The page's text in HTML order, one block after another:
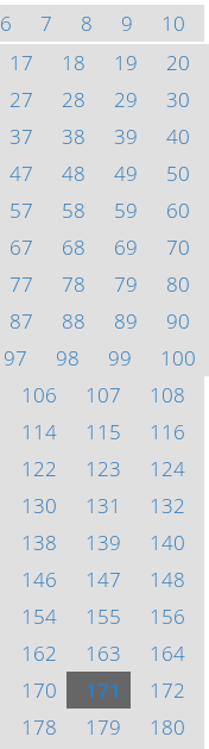
6 7 8 9
10
17 18 19
20
27 28 29
30
37 38 39
40
47 48 49
50
57 58 59
60
67 68 69
70
77 78 79
80
87 88 89
90
97 98 99
100
106 107
108
114 115
116
122 123
124
130 131
132
138 139
140
146 147
148
154 155
156
162 163
164
170 171
172
178 179
180